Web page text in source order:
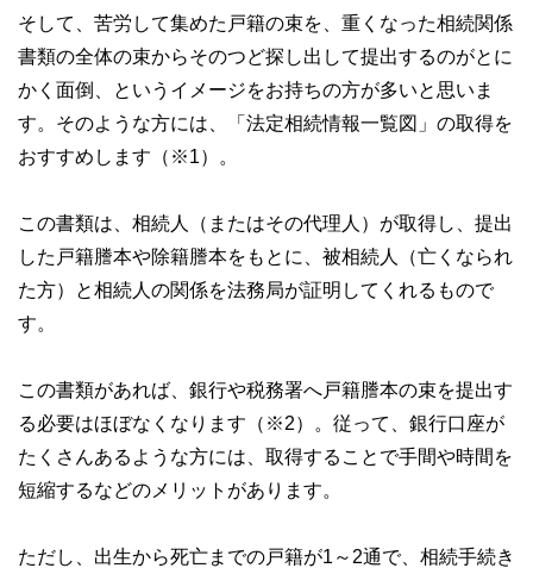
そして、苦労して集めた戸籍の束を、重くなった相続関係
書類の全体の束からそのつど探し出して提出するのがとに
かく面倒、というイメージをお持ちの方が多いと思いま
す。そのような方には、「法定相続情報一覧図」の取得を
おすすめします（※1）。
この書類は、相続人（またはその代理人）が取得し、提出
した戸籍謄本や除籍謄本をもとに、被相続人（亡くなられ
た方）と相続人の関係を法務局が証明してくれるもので
す。
この書類があれば、銀行や税務署へ戸籍謄本の束を提出す
る必要はほぼなくなります（※2）。従って、銀行口座が
たくさんあるような方には、取得することで手間や時間を
短縮するなどのメリットがあります。
ただし、出生から死亡までの戸籍が1～2通で、相続手続き